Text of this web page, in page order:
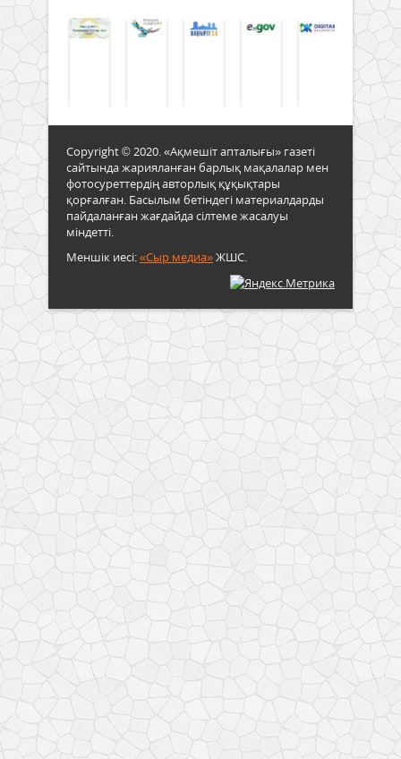
Copyright © 2020. «Ақмешіт апталығы» газеті
сайтында жарияланған барлық мақалалар мен
фотосуреттердің авторлық құқықтары
қорғалған. Басылым бетіндегі материалдарды
пайдаланған жағдайда сілтеме жасалуы
міндетті.
Меншік иесі:«Сыр медиа»ЖШС.